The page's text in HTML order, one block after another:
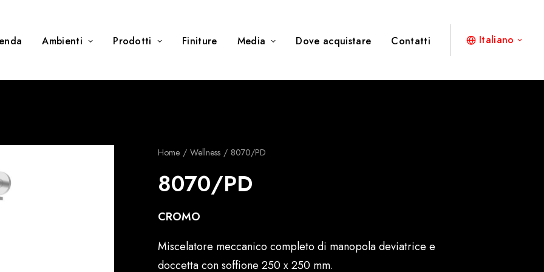
Ambienti Prodotti Finiture Media Dove acquistare Contatti Italiano
Home Wellness 8070/PD
8070/PD
CROMO
Miscelatore meccanico completo di manopola deviatrice e
doccetta con soffione 250 x 250 mm.